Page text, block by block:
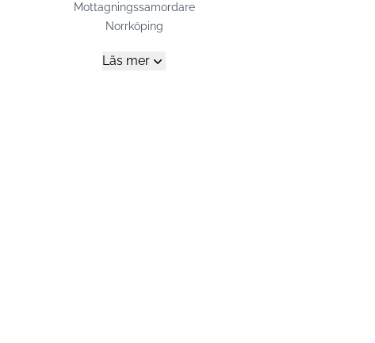
Mottagningssamordare
Norrköping
Läs mer